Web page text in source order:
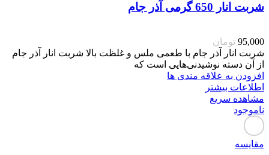
شربت انار 650 گرمی آذر جام
95,000 تومان
شربت انار آذر جام با طعمی ملس و غلظت بالا شربت انار آذر جام
از آن دسته نوشیدنی‌هایی است که
افزودن به علاقه مندی ها
اطلاعات بیشتر
مشاهده سریع
ناموجود
مقایسه